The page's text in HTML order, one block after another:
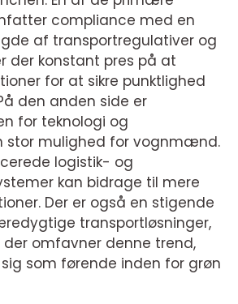
compliance med en
af transportregulativer og
der konstant pres på at
for at sikre punktlighed
den anden side er
for teknologi og
stor mulighed for vognmænd.
logistik- og
kan bidrage til mere
Der er også en stigende
transportløsninger,
omfavner denne trend,
som førende inden for grøn